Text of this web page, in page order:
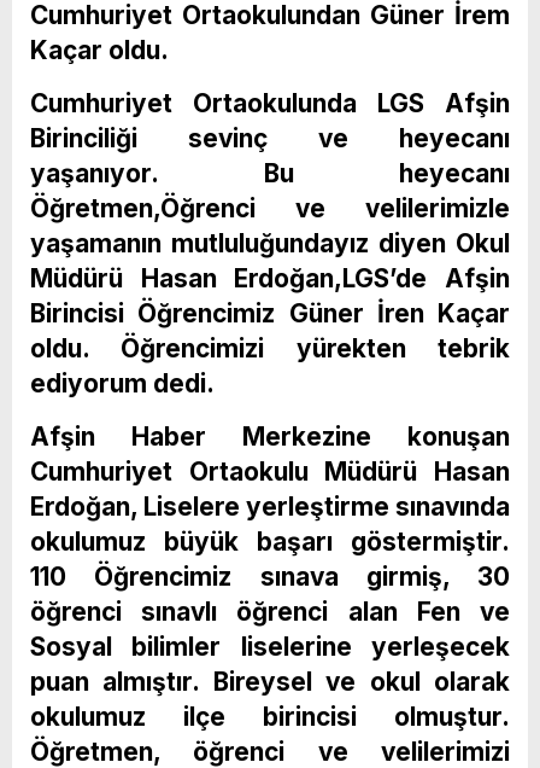
Cumhuriyet Ortaokulundan Güner İrem
Kaçar oldu.
Cumhuriyet Ortaokulunda LGS Afşin
Birinciliği sevinç ve heyecanı
yaşanıyor. Bu heyecanı
Öğretmen,Öğrenci ve velilerimizle
yaşamanın mutluluğundayız diyen Okul
Müdürü Hasan Erdoğan,LGS’de Afşin
Birincisi Öğrencimiz Güner İren Kaçar
oldu. Öğrencimizi yürekten tebrik
ediyorum dedi.
Afşin Haber Merkezine konuşan
Cumhuriyet Ortaokulu Müdürü Hasan
Erdoğan, Liselere yerleştirme sınavında
okulumuz büyük başarı göstermiştir.
110 Öğrencimiz sınava girmiş, 30
öğrenci sınavlı öğrenci alan Fen ve
Sosyal bilimler liselerine yerleşecek
puan almıştır. Bireysel ve okul olarak
okulumuz ilçe birincisi olmuştur.
Öğretmen, öğrenci ve velilerimizi